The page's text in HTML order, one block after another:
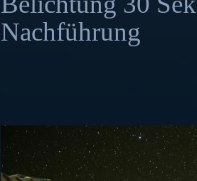
Nachführung